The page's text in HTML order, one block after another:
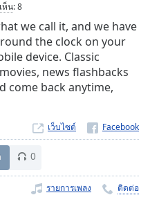
ห็น:8
we call it, and we have
the clock on your
device. Classic
news flashbacks
come back anytime,
เว็บไซต์
0
รายการเพลง ติดต่อ